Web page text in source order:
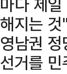
해지는
영남권
선거를